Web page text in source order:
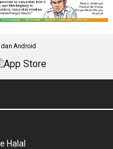
Android
Halal